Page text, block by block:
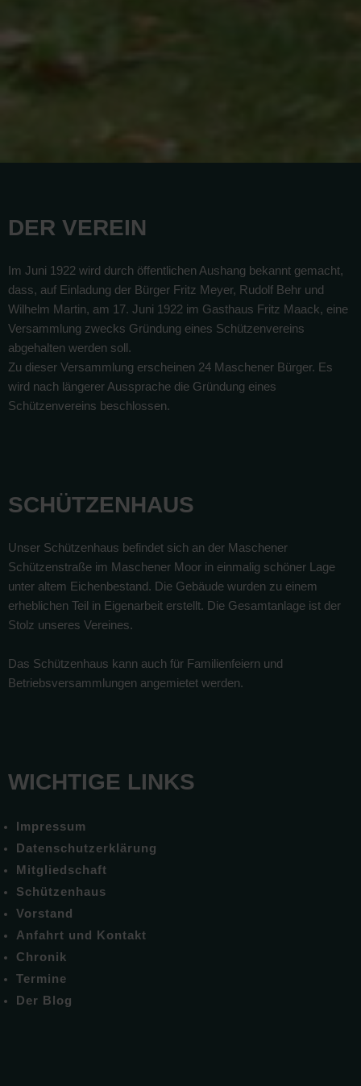
DER VEREIN
Im Juni 1922 wird durch öffentlichen Aushang bekannt gemacht,
dass, auf Einladung der Bürger Fritz Meyer, Rudolf Behr und
Wilhelm Martin, am 17. Juni 1922 im Gasthaus Fritz Maack, eine
Versammlung zwecks Gründung eines Schützenvereins
abgehalten werden soll.
Zu dieser Versammlung erscheinen 24 Maschener Bürger. Es
wird nach längerer Aussprache die Gründung eines
Schützenvereins beschlossen.
SCHÜTZENHAUS
Unser Schützenhaus befindet sich an der Maschener
Schützenstraße im Maschener Moor in einmalig schöner Lage
unter altem Eichenbestand. Die Gebäude wurden zu einem
erheblichen Teil in Eigenarbeit erstellt. Die Gesamtanlage ist der
Stolz unseres Vereines.
Das Schützenhaus kann auch für Familienfeiern und
Betriebsversammlungen angemietet werden.
WICHTIGE LINKS
Impressum
Datenschutzerklärung
Mitgliedschaft
Schützenhaus
Vorstand
Anfahrt und Kontakt
Chronik
Termine
Der Blog